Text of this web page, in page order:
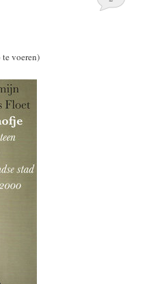
te voeren)